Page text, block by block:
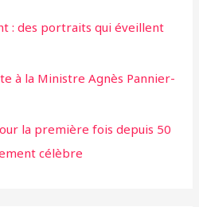
: des portraits qui éveillent
à la Ministre Agnès Pannier-
la première fois depuis 50
célèbre